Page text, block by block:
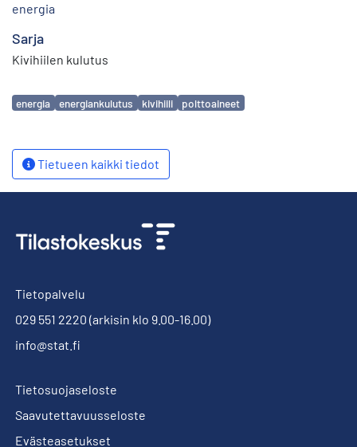
energia
Sarja
Kivihiilen kulutus
Avainsanat
energia energiankulutus kivihiili polttoaineet
Tietueen kaikki tiedot
Tietopalvelu
029 551 2220 (arkisin klo 9.00-16.00)
info@stat.fi
Tietosuojaseloste
Saavutettavuusseloste
Evästeasetukset